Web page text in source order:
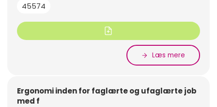
45574
Læs mere
Ergonomi inden for faglærte og ufaglærte job
med f